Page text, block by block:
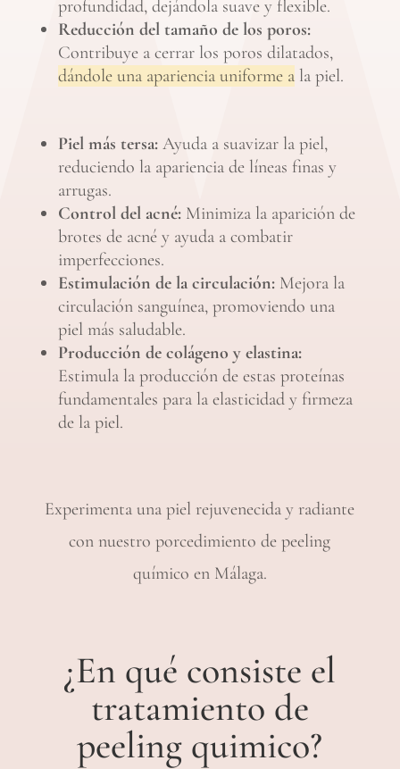
profundidad, dejándola suave y flexible.
Reducción del tamaño de los poros:
Contribuye a cerrar los poros dilatados,
dándole una apariencia uniforme ala piel.
Piel más tersa:Ayuda a suavizar la piel,
reduciendo la apariencia de líneas finas y
arrugas.
Control del acné:Minimiza la aparición de
brotes de acné y ayuda a combatir
imperfecciones.
Estimulación de la circulación:Mejora la
circulación sanguínea, promoviendo una
piel más saludable.
Producción de colágeno y elastina:
Estimula la producción de estas proteínas
fundamentales para la elasticidad y firmeza
de la piel.
Experimenta una piel rejuvenecida y radiante
con nuestro porcedimiento de peeling
químico en Málaga.
¿En qué consiste el
tratamiento de
peeling quimico?